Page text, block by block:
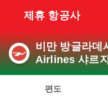
제휴 항공사
비만 방글라
Airlines 샤르
편도